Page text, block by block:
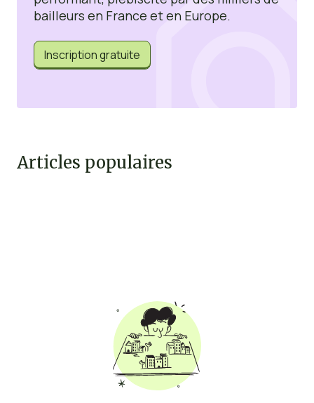
bailleurs en France et en Europe.
Inscription gratuite
Articles populaires